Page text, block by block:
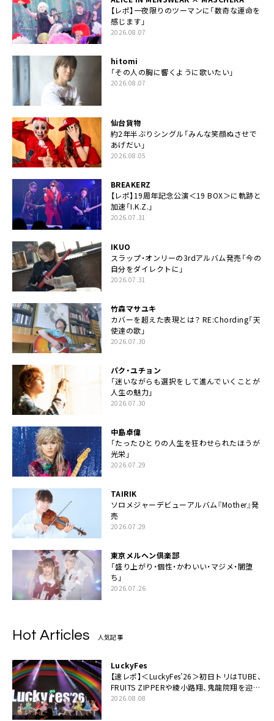
【レポ】一夜限りのツーマンに「数奇な運命を
感じます」
2026.08.07
hitomi
「その人の胸に響くように歌いたい」
2026.08.07
仙台貨物
約2年半ぶりシングル「みんな笑顔ぬさせで
あげだい」
2026.08.05
BREAKERZ
【レポ】19周年記念公演＜19 BOX＞に軌跡と
加速「I.K.Z.」
2026.07.31
IKUO
スラップ・オンリーの3rdアルバム発売「今の
自分をダイレクトに」
2026.07.31
竹森マサユキ
カバーを超えた表現とは？ RE:Chording「天
使達の歌」
2026.07.30
パク・ユチョン
「迷いながらも選択をして進んでいくことが
人生の魅力」
2026.07.30
中島卓偉
「たったひとりの人生を狂わせられたほうが
光栄」
2026.07.29
TAIRIK
ソロメジャーデビューアルバム『Mother』発
売
2026.07.29
東京メルヘン倶楽部
「盛り上がり・個性・かわいい・マジメ・闇堕
ち」
2026.07.26
Hot Articles 人気記事
LuckyFes
【速レポ】＜LuckyFes’26＞初日トリはTUBE、
FRUITS ZIPPERや綾小路翔、鬼龍院翔を迎え
た豪華コラボも「知ってたらぜひ一緒に歌っ
2026.08.08